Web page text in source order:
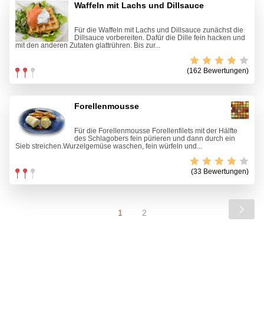
Waffeln mit Lachs und Dillsauce
Für die Waffeln mit Lachs und Dillsauce zunächst die
Dillsauce vorbereiten. Dafür die Dille fein hacken und
mit den anderen Zutaten glattrühren. Bis zur...
(162 Bewertungen)
Forellenmousse
Für die Forellenmousse Forellenfilets mit der Hälfte
des Schlagobers fein pürieren und dann durch ein
Sieb streichen.Wurzelgemüse waschen, fein würfeln und...
(33 Bewertungen)
1 2